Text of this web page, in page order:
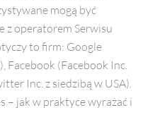
mogą być
z operatorem Serwisu
to firm: Google
Facebook (Facebook Inc.
Inc. z siedzibą w USA).
– jak w praktyce wyrażać i